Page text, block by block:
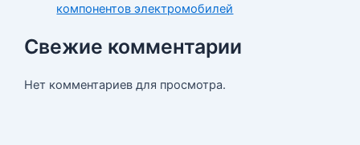
компонентов электромобилей
Свежие комментарии
Нет комментариев для просмотра.